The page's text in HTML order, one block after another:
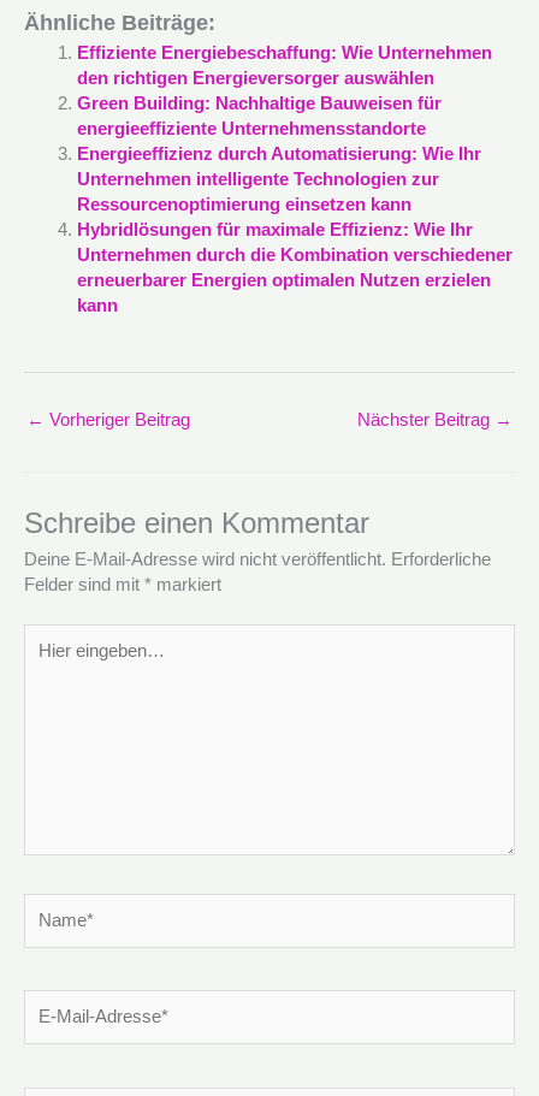
Ähnliche Beiträge:
Effiziente Energiebeschaffung: Wie Unternehmen
den richtigen Energieversorger auswählen
Green Building: Nachhaltige Bauweisen für
energieeffiziente Unternehmensstandorte
Energieeffizienz durch Automatisierung: Wie Ihr
Unternehmen intelligente Technologien zur
Ressourcenoptimierung einsetzen kann
Hybridlösungen für maximale Effizienz: Wie Ihr
Unternehmen durch die Kombination verschiedener
erneuerbarer Energien optimalen Nutzen erzielen
kann
← Vorheriger Beitrag Nächster Beitrag →
Schreibe einen Kommentar
Deine E-Mail-Adresse wird nicht veröffentlicht. Erforderliche
Felder sind mit * markiert
eingeben…
Mail-